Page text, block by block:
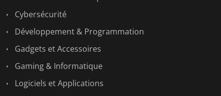
Cybersécurité
Développement & Programmation
Gadgets et Accessoires
Gaming & Informatique
Logiciels et Applications